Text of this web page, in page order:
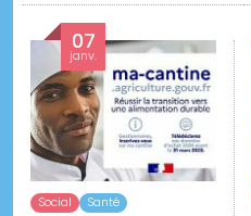
07
janv.
Social Santé